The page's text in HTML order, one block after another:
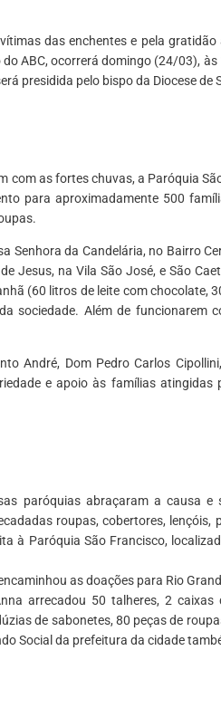
das enchentes e pela
ABC, ocorrerá domingo (24/03),
presidida pelo bispo da Diocese de
com as fortes chuvas, a Paróquia
para aproximadamente 500
Senhora da Candelária, no Bairro
Jesus, na Vila São José, e São
(60 litros de leite com chocolate,
sociedade. Além de funcionarem
André, Dom Pedro Carlos
e apoio às famílias atingidas
paróquias abraçaram a causa
roupas, cobertores, lençóis,
à Paróquia São Francisco,
as doações para Rio
arrecadou 50 talheres, 2
de sabonetes, 80 peças de
Social da prefeitura da cidade